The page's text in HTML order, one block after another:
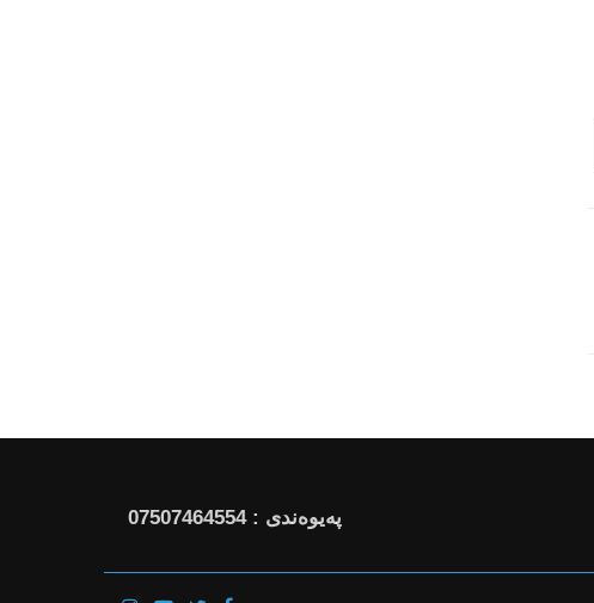
پەیوەندی : 07507464554